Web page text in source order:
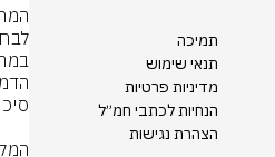
תמיכה
תנאי שימוש
מדיניות פרטיות
הנחיות לכתבי חמ״ל
הצהרת נגישות